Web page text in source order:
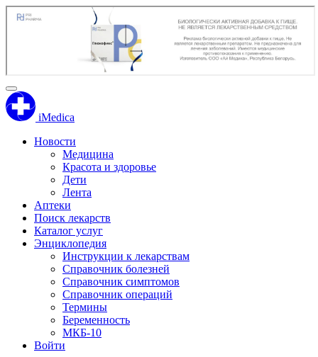
iMedica
Новости
Медицина
Красота и здоровье
Дети
Лента
Аптеки
Поиск лекарств
Каталог услуг
Энциклопедия
Инструкции к лекарствам
Справочник болезней
Справочник симптомов
Справочник операций
Термины
Беременность
МКБ-10
Войти